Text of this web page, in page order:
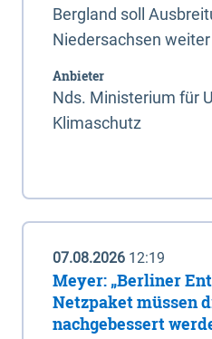
Bergland soll
Niedersachsen
Anbieter
Nds. Ministerium für
Klimaschutz
07.08.2026 12:19
Meyer: „Berliner
Netzpaket müssen
nachgebessert